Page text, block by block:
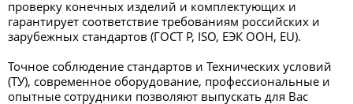
проверку конечных изделий и комплектующих и
гарантирует соответствие требованиям российских и
зарубежных стандартов (ГОСТ Р, ISO, ЕЭК ООН, EU).
Точное соблюдение стандартов и Технических условий
(ТУ), современное оборудование, профессиональные и
опытные сотрудники позволяют выпускать для Вас